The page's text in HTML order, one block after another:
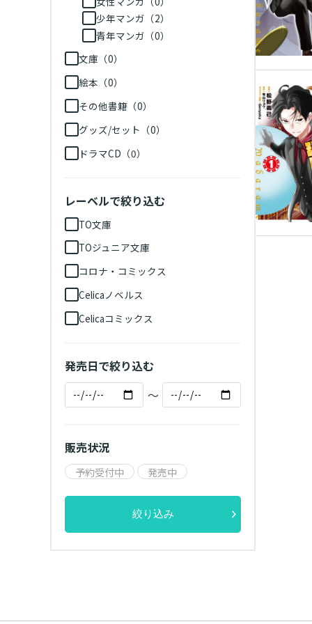
少年マンガ（2）
青年マンガ（0）
文庫（0）
絵本（0）
その他書籍（0）
グッズ/セット（0）
ドラマCD（0）
レーベルで絞り込む
TO文庫
TOジュニア文庫
コロナ・コミックス
Celicaノベルス
Celicaコミックス
発売日で絞り込む
～
販売状況
予約受付中 発売中
絞り込み